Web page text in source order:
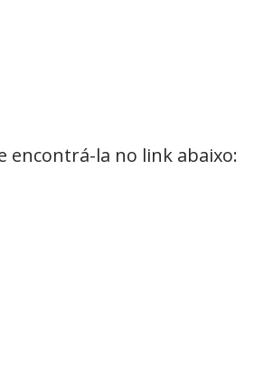
encontrá-la no link abaixo: